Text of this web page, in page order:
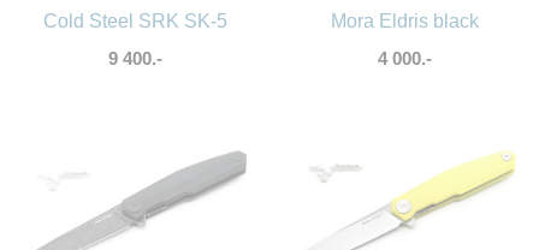
Cold Steel SRK SK-5
9 400.-
Mora Eldris black
4 000.-